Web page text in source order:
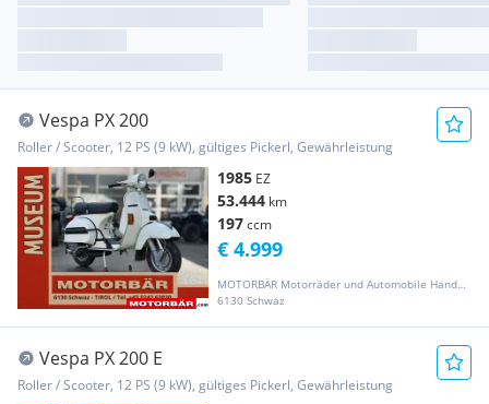
Vespa PX 200
Roller / Scooter, 12 PS (9 kW), gültiges Pickerl, Gewährleistung
1985 EZ
53.444 km
197ccm
MOTORBÄR Motorräder und Automobile Handelsgesellschaft m.b.H.
6130 Schwaz
€ 4.999
Vespa PX 200 E
Roller / Scooter, 12 PS (9 kW), gültiges Pickerl, Gewährleistung